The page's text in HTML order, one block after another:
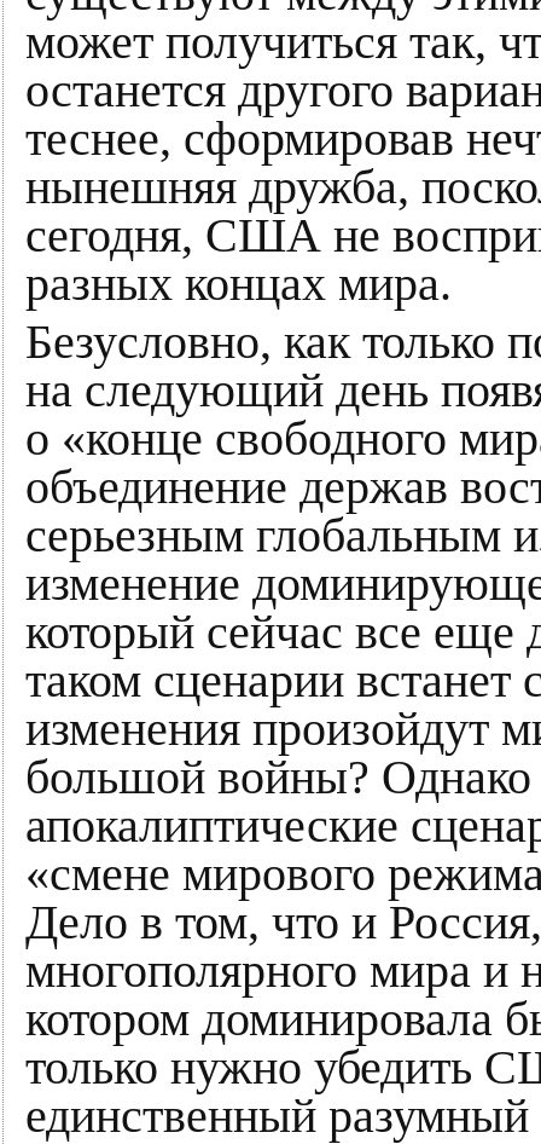
может получиться так,
останется другого
теснее, сформировав
нынешняя дружба,
сегодня, США не
разных концах мира.
Безусловно, как только
на следующий день
о «конце свободного
объединение держав
серьезным глобальным
изменение
который сейчас все
таком сценарии
изменения произойдут
большой войны? Однако
апокалиптические
«смене мирового
Дело в том, что и
многополярного мира и
котором доминировала
только нужно убедить
единственный